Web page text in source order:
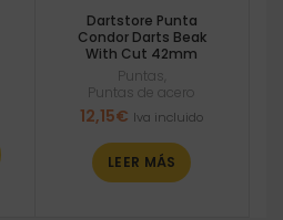
Dartstore Punta
Condor Darts Beak
With Cut 42mm
Puntas
Puntas de acero
12,15€ Iva incluido
LEER MÁS